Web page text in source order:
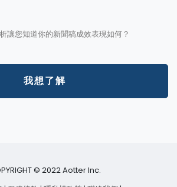
讓您知道你的新聞稿成效表現如何？
我想了解
© 2022 Aotter Inc.